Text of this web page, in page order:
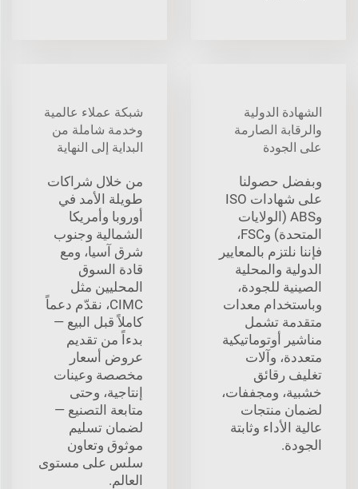
الشهادة الدولية
والرقابة الصارمة
على الجودة
وبفضل حصولنا
على شهادات ISO
وABS (الولايات
المتحدة) وFSC،
فإننا نلتزم بالمعايير
الدولية والمحلية
الصينية للجودة،
وباستخدام معدات
متقدمة تشمل
مناشير أوتوماتيكية
متعددة، وآلات
تغليف رقائق
خشبية، ومجففات،
لضمان منتجات
عالية الأداء وثابتة
الجودة.
شبكة عملاء عالمية
وخدمة شاملة من
البداية إلى النهاية
من خلال شراكات
طويلة الأمد في
أوروبا وأمريكا
الشمالية وجنوب
شرق آسيا، ومع
قادة السوق
المحليين مثل
CIMC، نقدّم دعماً
كاملاً قبل البيع —
بدءاً من تقديم
عروض أسعار
مخصصة وعينات
إنتاجية، وحتى
متابعة التصنيع —
لضمان تسليم
موثوق وتعاون
سلس على مستوى
العالم.